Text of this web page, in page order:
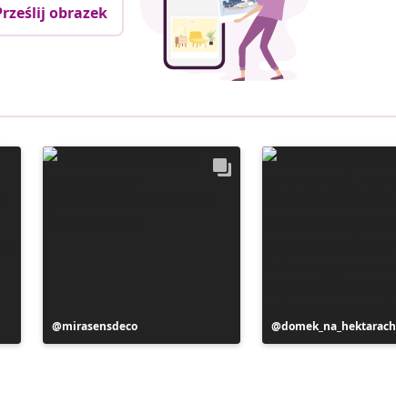
obrazek
Post
opublikowany
mirasensdeco
Post
opublikowany
domek_na_hektarach